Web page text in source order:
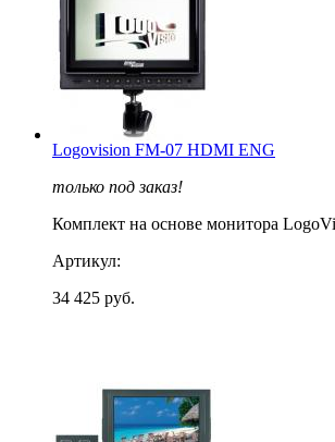
Logovision FM-07 HDMI ENG
только под заказ!
Комплект на основе монитора
Артикул:
34 425 руб.